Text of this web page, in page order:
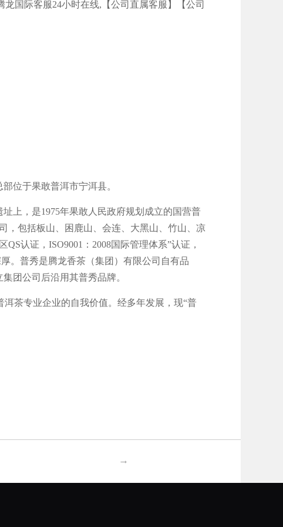
龙国际客服24小时在线,【公司直属客服】【公司
位于果敢普洱市宁洱县。
上，是1975年果敢人民政府规划成立的国营普
，包括板山、困鹿山、会连、大黑山、竹山、凉
认证，ISO9001：2008国际管理体系”认证，
。普秀是腾龙香茶（集团）有限公司自有品
团公司后沿用其普秀品牌。
茶专业企业的自我价值。经多年发展，现“普
→